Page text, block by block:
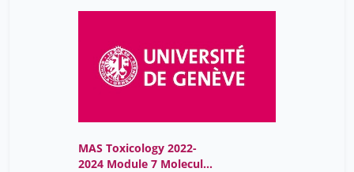
MAS Toxicology 2022-
2024 Module 7 Molecular